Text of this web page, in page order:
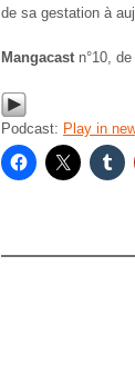
de sa gestation à
Mangacast n°10,
Podcast: Play in